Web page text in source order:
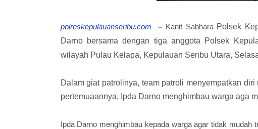
polreskepulauanseribu.com – Kanit Sabhara Polsek
Darno bersama dengan tiga anggota Polsek
wilayah Pulau Kelapa, Kepulauan Seribu Utara,
Dalam giat patrolinya, team patroli menyempatkan
pertemuaannya, Ipda Darno menghimbau warga aga
Ipda Darno menghimbau kepada warga agar tidak